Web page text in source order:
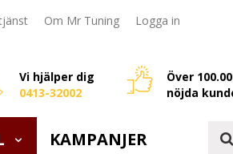
Om Mr Tuning Logga in
Vi hjälper dig
0413-32002
Över
nöjda
KAMPANJER